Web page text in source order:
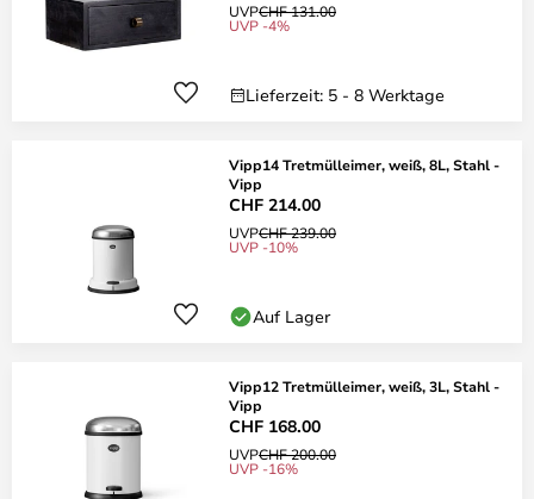
UVPCHF 131.00
UVP -4%
Lieferzeit: 5 - 8 Werktage
Vipp14 Tretmülleimer, weiß, 8L, Stahl -
Vipp
CHF 214.00
UVPCHF 239.00
UVP -10%
Auf Lager
Vipp12 Tretmülleimer, weiß, 3L, Stahl -
Vipp
CHF 168.00
UVPCHF 200.00
UVP -16%